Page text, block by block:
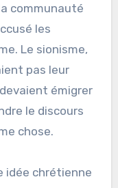
communauté
les
Le sionisme,
pas leur
émigrer
le discours
chose.
idée chrétienne